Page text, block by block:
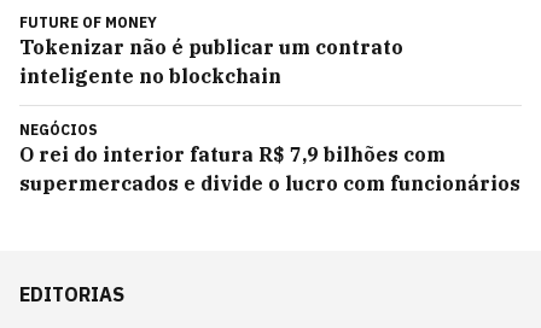
FUTURE OF MONEY
Tokenizar não é publicar um contrato
inteligente no blockchain
NEGÓCIOS
O rei do interior fatura R$ 7,9 bilhões com
supermercados e divide o lucro com funcionários
EDITORIAS